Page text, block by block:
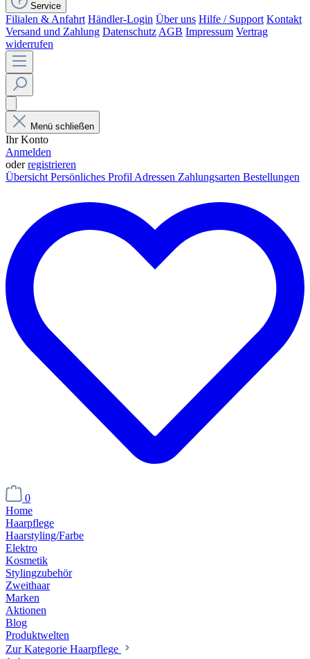
Service
Filialen & Anfahrt Händler-Login Über uns Hilfe / Support Kontakt
Versand und Zahlung Datenschutz AGB Impressum Vertrag
widerrufen
Menü schließen
Ihr Konto
Anmelden
oderregistrieren
Übersicht Persönliches Profil Adressen Zahlungsarten Bestellungen
0
Home
Haarpflege
Haarstyling/Farbe
Elektro
Kosmetik
Stylingzubehör
Zweithaar
Marken
Aktionen
Blog
Produktwelten
Zur Kategorie Haarpflege